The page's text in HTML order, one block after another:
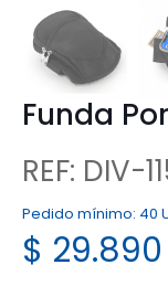
Funda
REF: DIV-
Pedido mínimo: 40
$ 29.890